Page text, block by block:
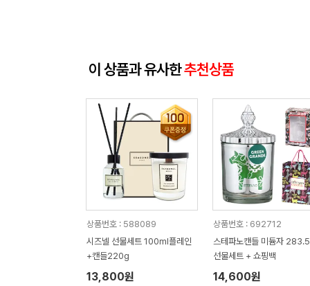
이 상품과 유사한추천상품
상품번호 : 588089
시즈넬 선물세트 100ml플레인
+캔들220g
13,800원
상품번호 : 692712
스테파노캔들 미듐자
선물세트 + 쇼핑백
14,600원